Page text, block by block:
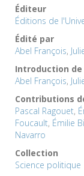
Éditeur
Éditions de
Édité par
Abel François,
Introduction de
Abel François,
Contributions
Pascal Ragouet,
Foucault, Émilie
Navarro
Collection
Science politique